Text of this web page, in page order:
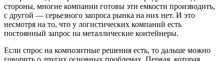
стороны, многие компании готовы эти емкости производить,
с другой — серьезного запроса рынка на них нет. И это
несмотря на то, что у логистических компаний есть
постоянный запрос на металлические контейнеры.
Если спрос на композитные решения есть, то дальше можно
говорить о других основных проблемах. Первая, которая